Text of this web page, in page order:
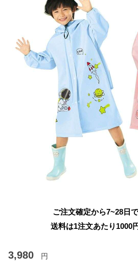
ご注文確定から7~28日
送料は1注文あたり 1000
3,980 円